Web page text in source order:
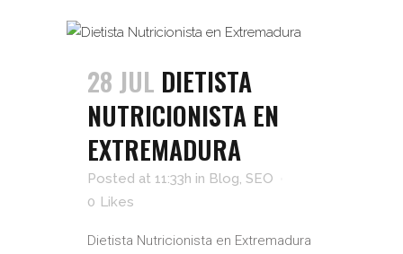
28 JUL DIETISTA
NUTRICIONISTA EN
EXTREMADURA
Posted at 11:33h in Blog, SEO
0 Likes
Dietista Nutricionista en Extremadura